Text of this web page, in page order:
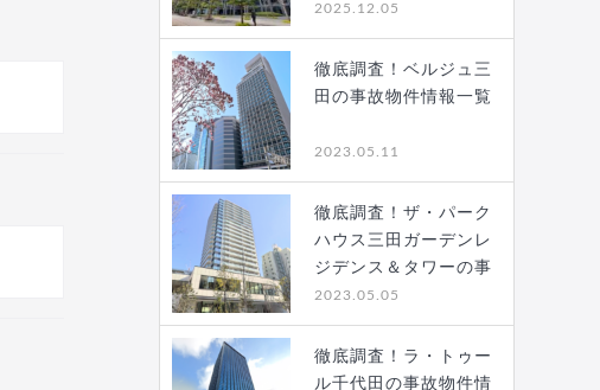
2025.12.05
徹底調査！ベルジュ三
田の事故物件情報一覧
2023.05.11
徹底調査！ザ・パーク
ハウス三田ガーデンレ
ジデンス＆タワーの事
故…
2023.05.05
徹底調査！ラ・トゥー
ル千代田の事故物件情